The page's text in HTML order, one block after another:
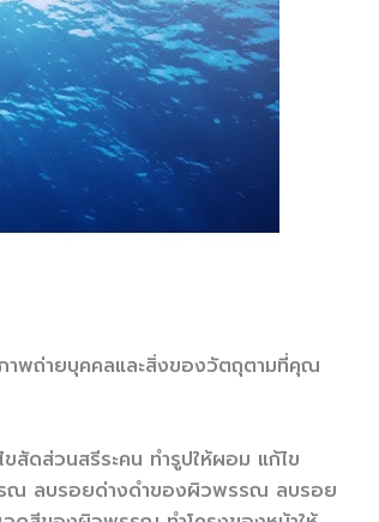
าพถ่ายบุคคลและสิ่งของวัตถุตามที่คุณ
สัดส่วนสรีระคน ทำรูปให้ผอม แก้ไข
รณ ลบรอยด่างดำของผิวพรรณ ลบรอย